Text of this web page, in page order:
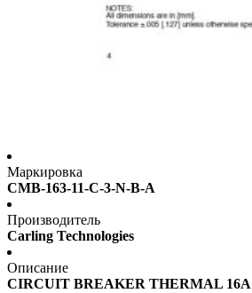
Маркировка
CMB-163-11-C-3-N-B-A
Производитель
Carling Technologies
Описание
CIRCUIT BREAKER THERMAL 16A